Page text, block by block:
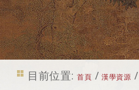
目前位置: 首頁 /漢學資源 /